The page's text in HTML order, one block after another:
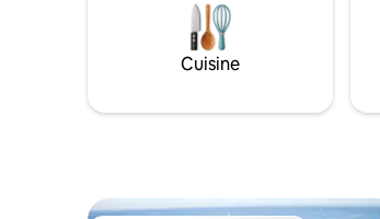
est indépendant. La suite est à deux pas
de la piste cyclable Rodrigo de Freitas
Lagoa, à 5 minutes à pied des jardins
botaniques, à 10 minutes en voiture de
d'Ipanema.
Cuisine